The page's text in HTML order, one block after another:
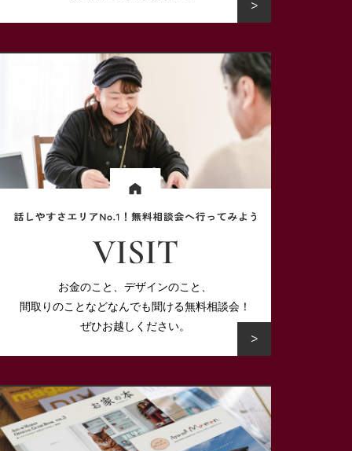
お金のこと、デザインのこと、
間取りのことなどなんでも聞ける無料相談会！
ぜひお越しください。